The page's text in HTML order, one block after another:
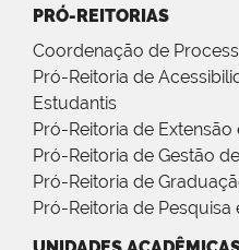
PRÓ-REITORIAS
Coordenação de
Pró-Reitoria de
Estudantis
Pró-Reitoria de Extensão
Pró-Reitoria de Gestão
Pró-Reitoria de
Pró-Reitoria de